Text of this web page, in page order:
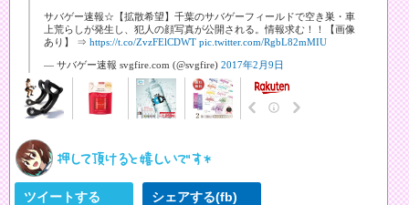
サバゲー速報☆【拡散希望】千葉のサバゲーフィールドで空き巣・車
上荒らしが発生し、犯人の顔写真が公開される。情報求む！！【画像
あり】 ⇒ https://t.co/ZvzFElCDWT pic.twitter.com/RgbL82mMIU
— サバゲー速報 svgfire.com (@svgfire) 2017年2月9日
ツイートする シェアする(fb)